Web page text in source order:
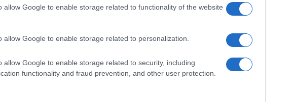
allow Google to enable storage related to functionality of the website
allow Google to enable storage related to personalization.
allow Google to enable storage related to security, including
functionality and fraud prevention, and other user protection.